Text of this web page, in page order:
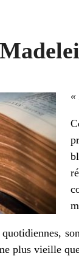
«
plus vieille